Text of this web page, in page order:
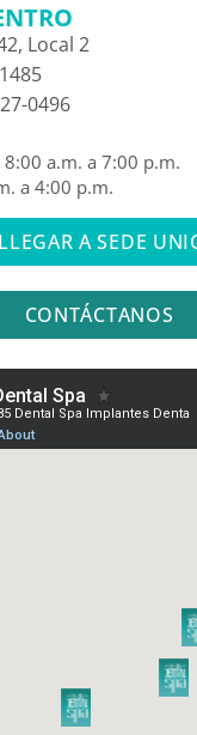
Local 2
0496
8:00 a.m. a 7:00 p.m.
a 4:00 p.m.
A SEDE
CONTÁCTANOS